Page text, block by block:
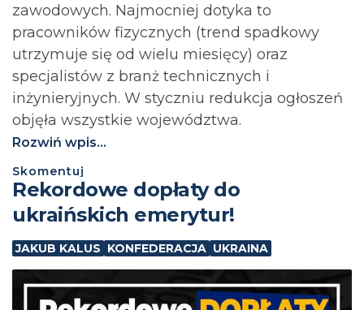
zawodowych. Najmocniej dotyka to
pracowników fizycznych (trend spadkowy
utrzymuje się od wielu miesięcy) oraz
specjalistów z branż technicznych i
inżynieryjnych. W styczniu redukcja ogłoszeń
objęła wszystkie województwa.
Rozwiń wpis...
Skomentuj
Rekordowe dopłaty do
ukraińskich emerytur!
JAKUB KALUS KONFEDERACJA UKRAINA